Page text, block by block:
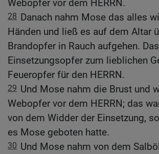
Webopfer vor dem HERRN.
28 Danach nahm Mose das alles
Händen und ließ es auf dem Altar
Brandopfer in Rauch aufgehen.
Einsetzungsopfer zum lieblichen
Feueropfer für den HERRN.
29 Und Mose nahm die Brust und
Webopfer vor dem HERRN; das
von dem Widder der Einsetzung,
es Mose geboten hatte.
30 Und Mose nahm von dem